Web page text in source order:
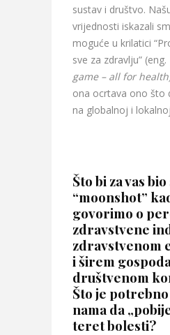
sustav i društvo.
vrijednosti iskazali
moguće u krilatici
sve za zdravlju” (eng.
game – all for
ona ocrtava ono što
na globalnoj i
Što bi za vas
“moonshot”
govorimo o
zdravstvene
zdravstvenom
i širem
društvenom
Što je
nama da
teret bolesti?